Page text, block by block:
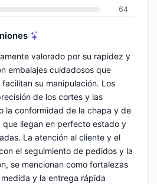
64
valorado por su rapidez y
embalajes cuidadosos que
su manipulación. Los
de los cortes y las
la conformidad de la chapa y de
que llegan en perfecto estado y
La atención al cliente y el
el seguimiento de pedidos y la
se mencionan como fortalezas
y la entrega rápida